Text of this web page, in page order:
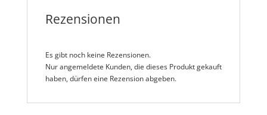
Rezensionen
Es gibt noch keine Rezensionen.
Nur angemeldete Kunden, die dieses Produkt gekauft
haben, dürfen eine Rezension abgeben.